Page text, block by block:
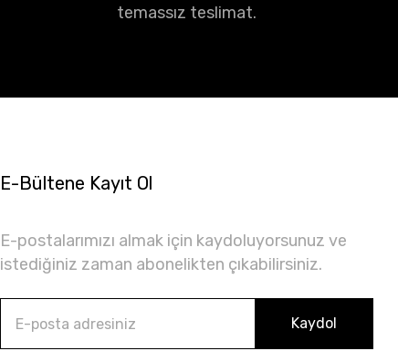
temassız teslimat.
E-Bültene Kayıt Ol
E-postalarımızı almak için kaydoluyorsunuz ve
istediğiniz zaman abonelikten çıkabilirsiniz.
Kaydol